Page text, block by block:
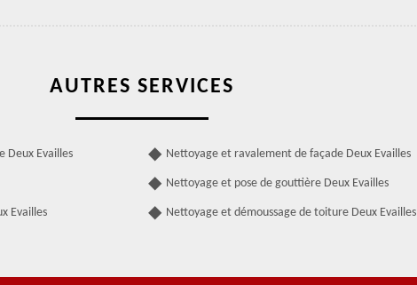
AUTRES SERVICES
Deux Evailles
Evailles
Nettoyage et ravalement de façade Deux Evailles
Nettoyage et pose de gouttière Deux Evailles
Nettoyage et démoussage de toiture Deux Evailles